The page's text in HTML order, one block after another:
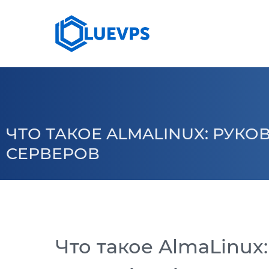
VPS СИНГАПУР
ЧТО ТАКОЕ ALMALINUX:
СЕРВЕРОВ
Что такое